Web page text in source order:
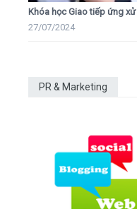
Khóa học Giao tiếp ứng
27/07/2024
PR & Marketing